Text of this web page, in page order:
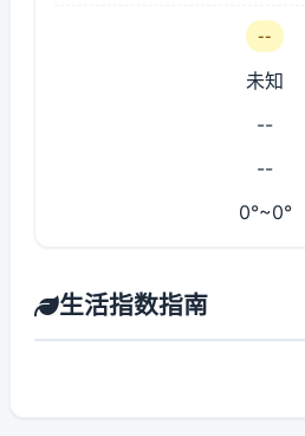
--
未知
--
--
0°~0°
生活指数指南